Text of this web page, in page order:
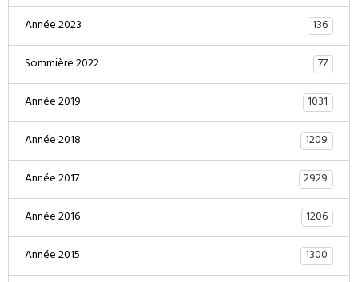
Année 2023
136
Sommière 2022
77
Année 2019
1031
Année 2018
1209
Année 2017
2929
Année 2016
1206
Année 2015
1300